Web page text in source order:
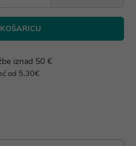
iznad 50 €
od 5,30€